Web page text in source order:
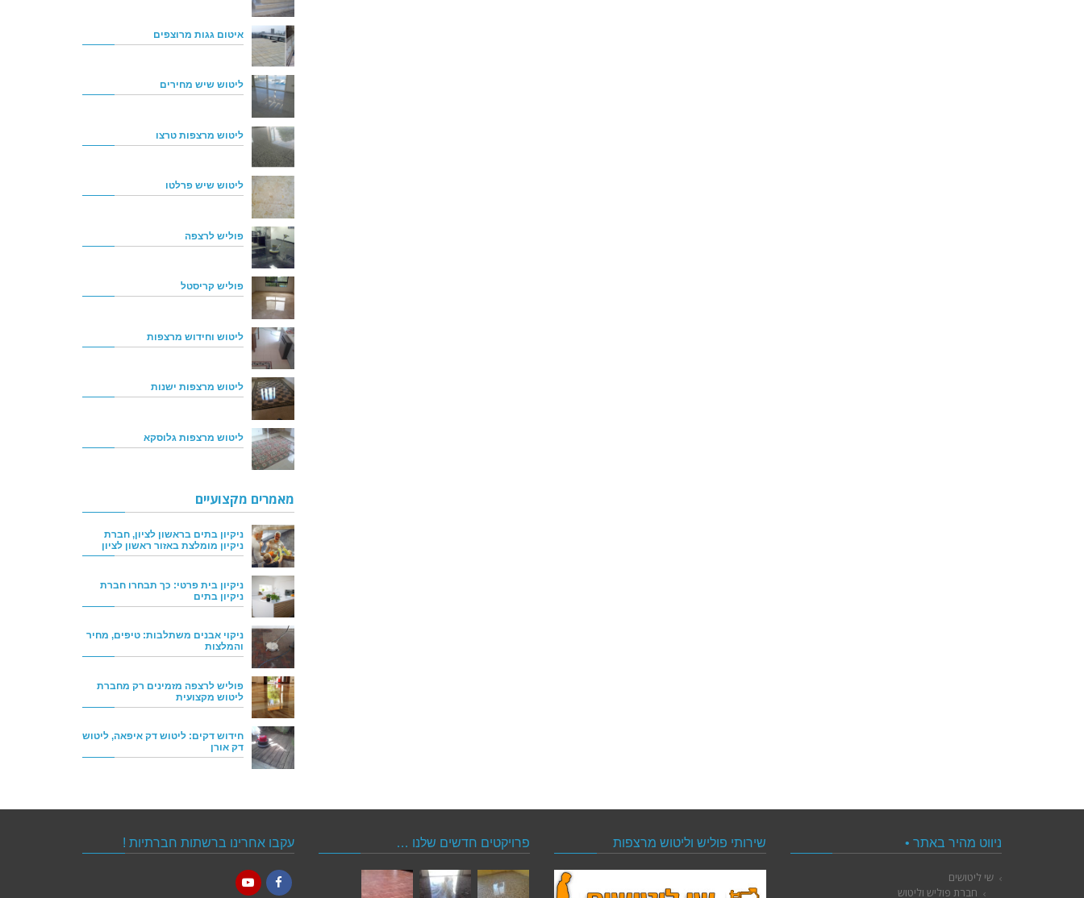
איטום גגות מרוצפים
ליטוש שיש מחירים
ליטוש מרצפות טרצו
ליטוש שיש פרלטו
פוליש לרצפה
פוליש קריסטל
ליטוש וחידוש מרצפות
ליטוש מרצפות ישנות
ליטוש מרצפות גלוסקא
מאמרים מקצועיים
ניקיון בתים בראשון לציון, חברת
ניקיון מומלצת באזור ראשון לציון
ניקיון בית פרטי: כך תבחרו חברת
ניקיון בתים
ניקוי אבנים משתלבות: טיפים, מחיר
והמלצות
פוליש לרצפה מזמינים רק מחברת
ליטוש מקצועית
חידוש דקים: ליטוש דק איפאה, ליטוש
דק אורן
ניווט מהיר באתר •
שי ליטושים
חברת פוליש וליטוש
שירותי פוליש וליטוש מרצפות פרויקטים חדשים שלנו … עקבו אחרינו ברשתות חברתיות !